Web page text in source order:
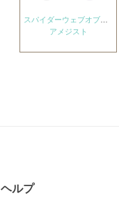
アメジスト
ヘルプ